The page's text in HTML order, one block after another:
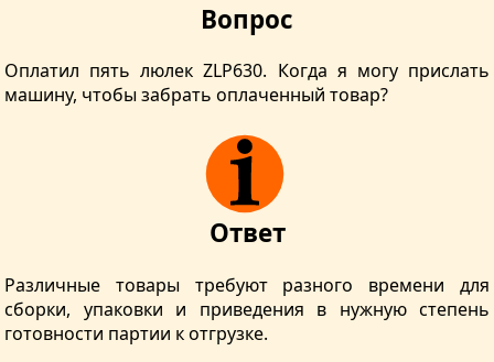
Вопрос
Оплатил пять люлек ZLP630. Когда я могу прислать
машину, чтобы забрать оплаченный товар?
Ответ
Различные товары требуют разного времени для
сборки, упаковки и приведения в нужную степень
готовности партии к отгрузке.